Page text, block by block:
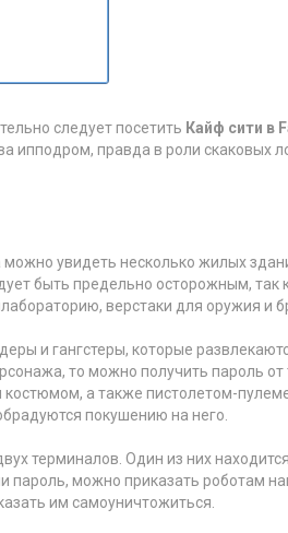
следует посетить Кайф сити в
ипподром, правда в роли скаковых
увидеть несколько жилых
быть предельно осторожным,
верстаки для оружия и
и гангстеры, которые
то можно получить пароль
а также пистолетом-
покушению на него.
терминалов. Один из них
можно приказать роботам
им самоуничтожиться.